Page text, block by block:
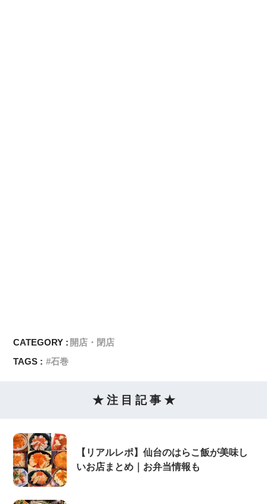
CATEGORY : 開店・閉店
TAGS :
石巻
★ 注 目 記 事 ★
【リアルレポ】仙台のはらこ飯が美味し
いお店まとめ｜お弁当情報も